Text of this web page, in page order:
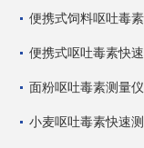
便携式饲料呕吐毒
便携式呕吐毒素快
面粉呕吐毒素测量仪
小麦呕吐毒素快速